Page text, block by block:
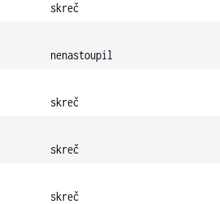
skreč
nenastoupil
skreč
skreč
skreč